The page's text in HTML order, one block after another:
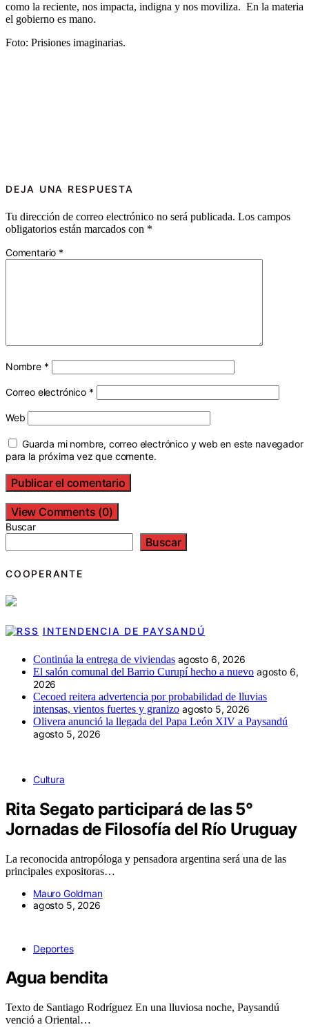
como la reciente, nos impacta, indigna y nos moviliza. En la materia
el gobierno es mano.
Foto: Prisiones imaginarias.
DEJA UNA RESPUESTA
Tu dirección de correo electrónico no será publicada. Los campos
obligatorios están marcados con *
Comentario *
Nombre *
Correo electrónico *
Web
Guarda mi nombre, correo electrónico y web en este navegador
para la próxima vez que comente.
View Comments (0)
Buscar
Buscar
COOPERANTE
INTENDENCIA DE PAYSANDÚ
Continúa la entrega de viviendas agosto 6, 2026
El salón comunal del Barrio Curupí hecho a nuevo agosto 6,
2026
Cecoed reitera advertencia por probabilidad de lluvias
intensas, vientos fuertes y granizo agosto 5, 2026
Olivera anunció la llegada del Papa León XIV a Paysandú
agosto 5, 2026
Cultura
Rita Segato participará de las 5°
Jornadas de Filosofía del Río Uruguay
La reconocida antropóloga y pensadora argentina será una de las
principales expositoras…
Mauro Goldman
agosto 5, 2026
Deportes
Agua bendita
Texto de Santiago Rodríguez En una lluviosa noche, Paysandú
venció a Oriental…